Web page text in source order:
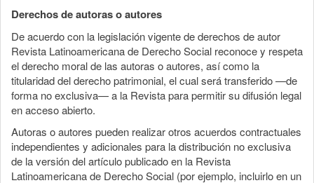
Derechos de autoras o autores
De acuerdo con la legislación vigente de derechos de autor
Revista Latinoamericana de Derecho Social reconoce y respeta
el derecho moral de las autoras o autores, así como la
titularidad del derecho patrimonial, el cual será transferido —de
forma no exclusiva— a la Revista para permitir su difusión legal
en acceso abierto.
Autoras o autores pueden realizar otros acuerdos contractuales
independientes y adicionales para la distribución no exclusiva
de la versión del artículo publicado en la Revista
Latinoamericana de Derecho Social (por ejemplo, incluirlo en un